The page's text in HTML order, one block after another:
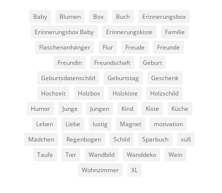
Baby Blumen Box Buch
Erinnerungsbox
Erinnerungsbox Baby
Erinnerungskiste
Familie
Flaschenanhänger
Flur Freude
Freunde
Freundin
Freundschaft
Geburt
Geburtsdatenschild
Geburtstag
Geschenk
Hochzeit
Holzbox Holzkiste
Holzschild
Humor
Junge Jungen Kind Kiste
Küche
Leben
Liebe lustig Magnet
motivation
Mädchen
Regenbogen Schild Sparbuch
süß
Taufe
Tier Wandbild Wanddeko
Wein
Wohnzimmer
XL